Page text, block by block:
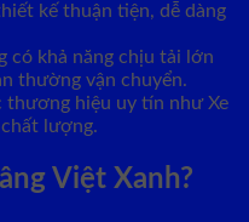
kế thuận tiện, dễ dàng
có khả năng chịu tải lớn
thường vận chuyển.
thương hiệu uy tín như Xe
lượng.
Việt Xanh?